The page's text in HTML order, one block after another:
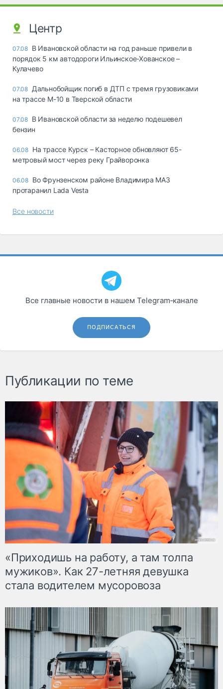
Центр
07.08 В Ивановской области на год раньше привели в
порядок 5 км автодороги Ильинское-Хованское –
Кулачево
07.08 Дальнобойщик погиб в ДТП с тремя грузовиками
на трассе М-10 в Тверской области
07.08 В Ивановской области за неделю подешевел
бензин
06.08 На трассе Курск – Касторное обновляют 65-
метровый мост через реку Грайворонка
06.08 Во Фрунзенском районе Владимира МАЗ
протаранил Lada Vesta
Все новости
Все главные новости в нашем Telegram‑канале
ПОДПИСАТЬСЯ
Публикации по теме
«Приходишь на работу, а там толпа
мужиков». Как 27-летняя девушка
стала водителем мусоровоза